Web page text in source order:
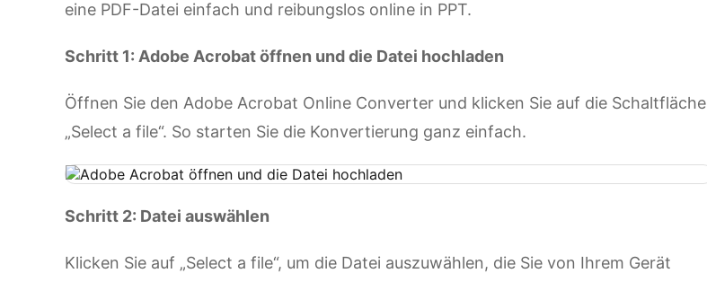
eine PDF-Datei einfach und reibungslos online in PPT.
Schritt 1: Adobe Acrobat öffnen und die Datei hochladen
Öffnen Sie den Adobe Acrobat Online Converter und klicken Sie auf die Schaltfläche
„Select a file“. So starten Sie die Konvertierung ganz einfach.
Schritt 2: Datei auswählen
Klicken Sie auf „Select a file“, um die Datei auszuwählen, die Sie von Ihrem Gerät